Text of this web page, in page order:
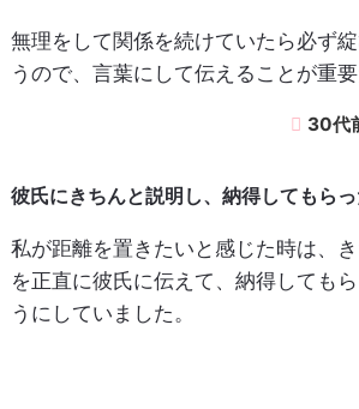
無理をして関係を続けていたら必ず
うので、言葉にして伝えることが重要
30代
彼氏にきちんと説明し、納得してもら
私が距離を置きたいと感じた時は、
を正直に彼氏に伝えて、納得しても
うにしていました。